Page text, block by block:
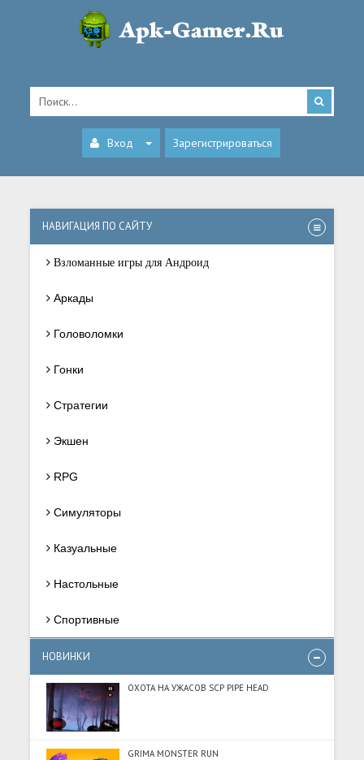
Вход Зарегистрироваться
НАВИГАЦИЯ ПО САЙТУ
Взломанные игры для Андроид
Аркады
Головоломки
Гонки
Стратегии
Экшен
RPG
Симуляторы
Казуальные
Настольные
Спортивные
НОВИНКИ
ОХОТА НА УЖАСОВ SCP PIPE HEAD
GRIMA MONSTER RUN